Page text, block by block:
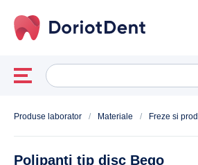
Caută
după:When autocomplete results are
Produse laborator / Materiale / Freze si
Polipanti tip disc Bego